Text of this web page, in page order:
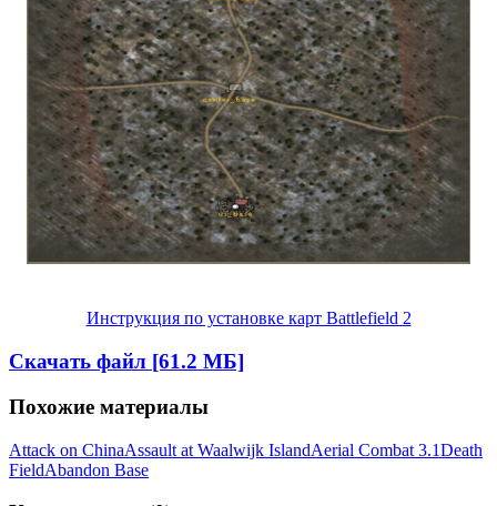
Инструкция по установке карт Battlefield 2
Скачать файл [61.2 МБ]
Похожие материалы
Attack on ChinaAssault at Waalwijk IslandAerial Combat 3.1Death
FieldAbandon Base